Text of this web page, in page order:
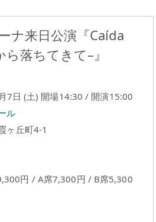
ナ来日公演『Caída
落ちてきて–』
7日 (土) 開場14:30 / 開演15:00
ル
ヶ丘町4-1
円 / A席7,300円 / B席5,300